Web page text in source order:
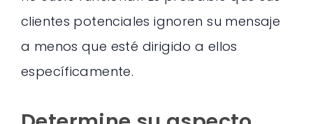
clientes potenciales ignoren su mensaje
a menos que esté dirigido a ellos
específicamente.